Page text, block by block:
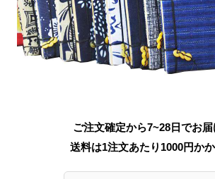
ご注文確定から7~28日でお
送料は1注文あたり 1000円か